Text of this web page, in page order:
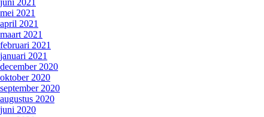
juni 2021
mei 2021
april 2021
maart 2021
februari 2021
januari 2021
december 2020
oktober 2020
september 2020
augustus 2020
juni 2020